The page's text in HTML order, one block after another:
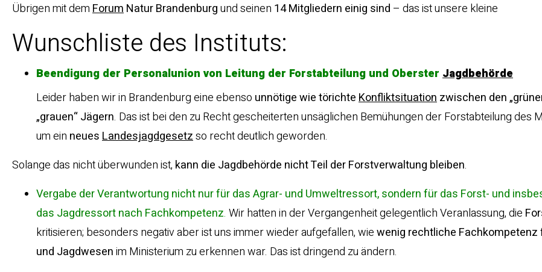
Übrigen mit demForumNatur Brandenburgund seinen 14 Mitgliedern einig sind – das ist unsere kleine
Wunschliste des Instituts:
Beendigung der Personalunion von Leitung der Forstabteilung und Oberster Jagdbehörde
Leider haben wir in Brandenburg eine ebenso unnötige wie törichteKonfliktsituationzwischen den
„grauen“ Jägern. Das ist bei den zu Recht gescheiterten unsäglichen Bemühungen der Forstabteilung des
um ein neuesLandesjagdgesetzso recht deutlich geworden.
Solange das nicht überwunden ist, kann die Jagdbehörde nicht Teil der Forstverwaltung bleiben.
Vergabe der Verantwortung nicht nur für das Agrar- und Umweltressort, sondern für das Forst- und
das Jagdressort nach Fachkompetenz. Wir hatten in der Vergangenheit gelegentlich Veranlassung, die
kritisieren; besonders negativ aber ist uns immer wieder aufgefallen, wiewenig rechtliche Fachkompetenz
und Jagdwesenim Ministerium zu erkennen war. Das ist dringend zu ändern.